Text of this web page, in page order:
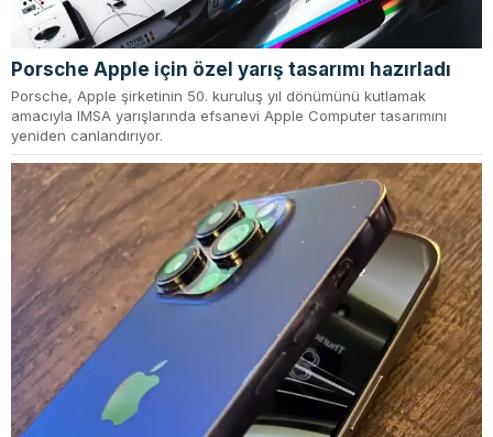
Porsche Apple için özel yarış tasarımı hazırladı
Porsche, Apple şirketinin 50. kuruluş yıl dönümünü kutlamak
amacıyla IMSA yarışlarında efsanevi Apple Computer tasarımını
yeniden canlandırıyor.